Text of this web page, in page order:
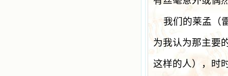
我们的莱孟（
为我认为那主要
这样的人），时